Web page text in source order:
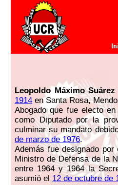
Leopoldo Máximo
1914 en Santa Rosa,
Abogado que fue electo
como Diputado por la
culminar su mandato
de marzo de 1976.
Además fue designado por
Ministro de Defensa de la
entre 1964 y 1964 la
asumió el 12 de octubre de